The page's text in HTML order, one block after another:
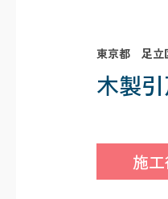
東京都 足立
木製
施